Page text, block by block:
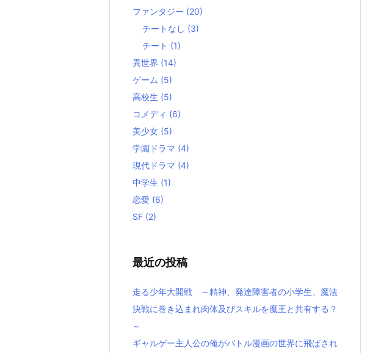
ファンタジー (20)
チートなし (3)
チート (1)
異世界 (14)
ゲーム (5)
高校生 (5)
コメディ (6)
美少女 (5)
学園ドラマ (4)
現代ドラマ (4)
中学生 (1)
恋愛 (6)
SF (2)
最近の投稿
走る少年大開戦 ～精神、発達障害者の小学生、魔法
決戦に巻き込まれ肉体及びスキルを魔王と共有する？
～
ギャルゲー主人公の俺がバトル漫画の世界に飛ばされ